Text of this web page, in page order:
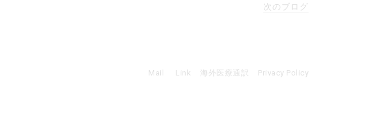
次のブログ
Mail Link 海外医療通訳 Privacy Policy